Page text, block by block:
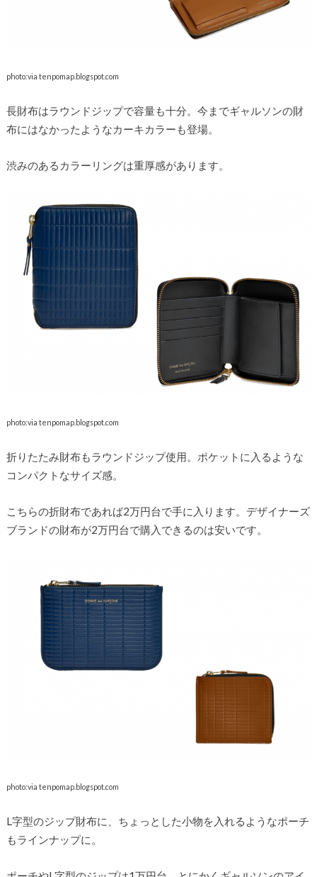
photo:via tenpomap.blogspot.com
長財布はラウンドジップで容量も十分。今までギャルソンの財
布にはなかったようなカーキカラーも登場。
渋みのあるカラーリングは重厚感があります。
photo:via tenpomap.blogspot.com
折りたたみ財布もラウンドジップ使用。ポケットに入るような
コンパクトなサイズ感。
こちらの折財布であれば2万円台で手に入ります。デザイナーズ
ブランドの財布が2万円台で購入できるのは安いです。
photo:via tenpomap.blogspot.com
L字型のジップ財布に、ちょっとした小物を入れるようなポーチ
もラインナップに。